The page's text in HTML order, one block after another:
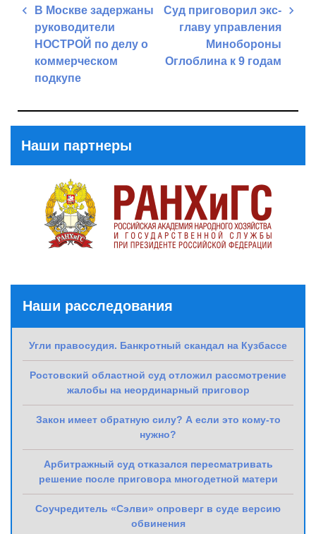
Навигация
записям
В Москве задержаны
руководители
НОСТРОЙ по делу о
коммерческом
подкупе
Суд приговорил экс-
главу управления
Минобороны
Оглоблина к 9 годам
Наши партнеры
Наши расследования
Угли правосудия. Банкротный скандал на Кузбассе
Ростовский областной суд отложил рассмотрение
жалобы на неординарный приговор
Закон имеет обратную силу? А если это кому-то
нужно?
Арбитражный суд отказался пересматривать
решение после приговора многодетной матери
Соучредитель «Сэлви» опроверг в суде версию
обвинения